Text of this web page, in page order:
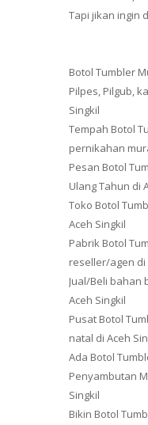
Tapi jikan ingin
Botol Tumbler
Pilpes, Pilgub,
Singkil
Tempah Botol
pernikahan
Pesan Botol
Ulang Tahun di
Toko Botol
Aceh Singkil
Pabrik Botol
reseller/agen di
Jual/Beli bahan
Aceh Singkil
Pusat Botol
natal di Aceh
Ada Botol
Penyambutan
Singkil
Bikin Botol